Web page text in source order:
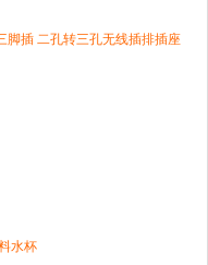
脚插 二孔转三孔无线插排插座
水杯